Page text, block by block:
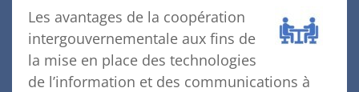
Les avantages de la coopération
intergouvernementale aux fins de
la mise en place des technologies
de l’information et des communications à